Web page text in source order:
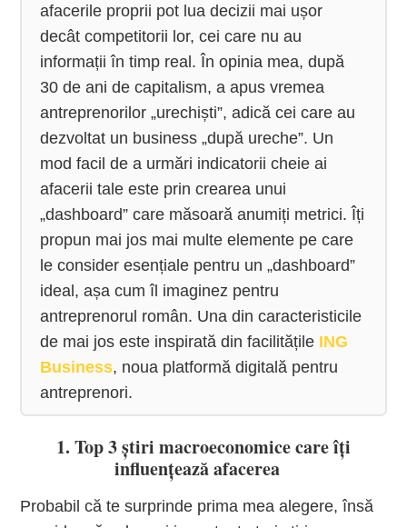
afacerile proprii pot lua decizii mai ușor
decât competitorii lor, cei care nu au
informații în timp real. În opinia mea, după
30 de ani de capitalism, a apus vremea
antreprenorilor „urechiști”, adică cei care au
dezvoltat un business „după ureche”. Un
mod facil de a urmări indicatorii cheie ai
afacerii tale este prin crearea unui
„dashboard” care măsoară anumiți metrici. Îți
propun mai jos mai multe elemente pe care
le consider esențiale pentru un „dashboard”
ideal, așa cum îl imaginez pentru
antreprenorul român. Una din caracteristicile
de mai jos este inspirată din facilitățile ING
Business, noua platformă digitală pentru
1. Top 3 știri macroeconomice care îți
influențează afacerea
Probabil că te surprinde prima mea alegere, însă